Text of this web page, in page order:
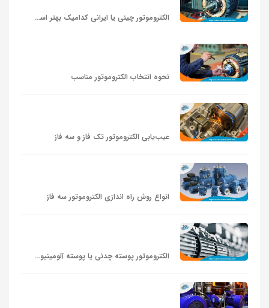
الکتروموتور چینی یا ایرانی کدامیک بهتر است؟
نحوه انتخاب الکتروموتور مناسب
عیب‌یابی الکتروموتور تک فاز و سه فاز
انواع روش راه اندازی الکتروموتور سه فاز
الکتروموتور پوسته چدنی یا پوسته آلومینیومی؟